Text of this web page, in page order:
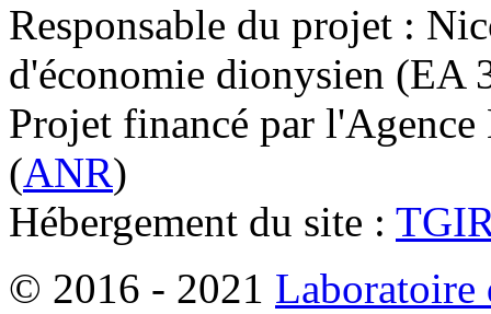
Responsable du projet :
d'économie dionysien
Projet financé par l'Agence
(ANR)
Hébergement du site :
© 2016 - 2021 Laboratoire